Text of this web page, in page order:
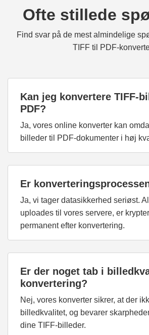
Ofte stillede
Find svar på de mest almindelige
TIFF til PDF-
Kan jeg konvertere TIFF-
PDF?
Ja, vores online konverter kan
billeder til PDF-dokumenter i høj
Er
Ja, vi tager datasikkerhed seriøst.
uploades til vores servere, er
permanent efter konvertering.
Er der noget tab i
konvertering?
Nej, vores konverter sikrer, at der
billedkvalitet, og bevarer
dine TIFF-billeder.